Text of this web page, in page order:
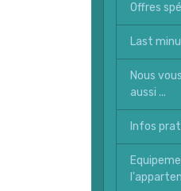
Offres
Last
Nous
aussi ...
Infos